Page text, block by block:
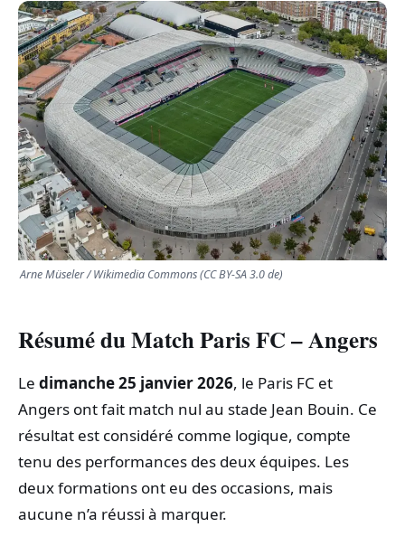
FEEL GOOD
FAITS DIVERS
TRANSPORTS
ÉCONOMIE
POLITIQUE
SPORT
Arne Müseler / Wikimedia Commons (CC BY-SA 3.0 de)
Résumé du Match Paris FC – Angers
Le dimanche 25 janvier 2026, le Paris FC et
Angers ont fait match nul au stade Jean Bouin. Ce
résultat est considéré comme logique, compte
tenu des performances des deux équipes. Les
deux formations ont eu des occasions, mais
aucune n’a réussi à marquer.